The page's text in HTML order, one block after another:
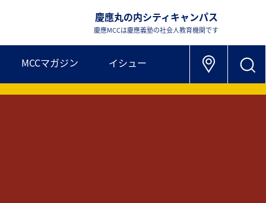
慶應丸の内シティキャンパス
慶應MCCは慶應義塾の社会人教育機関です
MCCマガジン イシュー